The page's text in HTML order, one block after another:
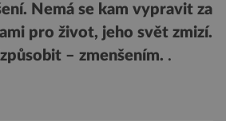
Nemá se kam vypravit za
pro život, jeho svět zmizí.
– zmenšením. .